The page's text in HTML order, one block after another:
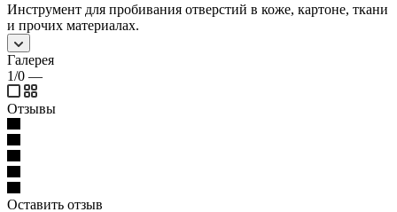
Инструмент для пробивания отверстий в коже, картоне, ткани
и прочих материалах.
Галерея
1/0 —
Отзывы
Оставить отзыв